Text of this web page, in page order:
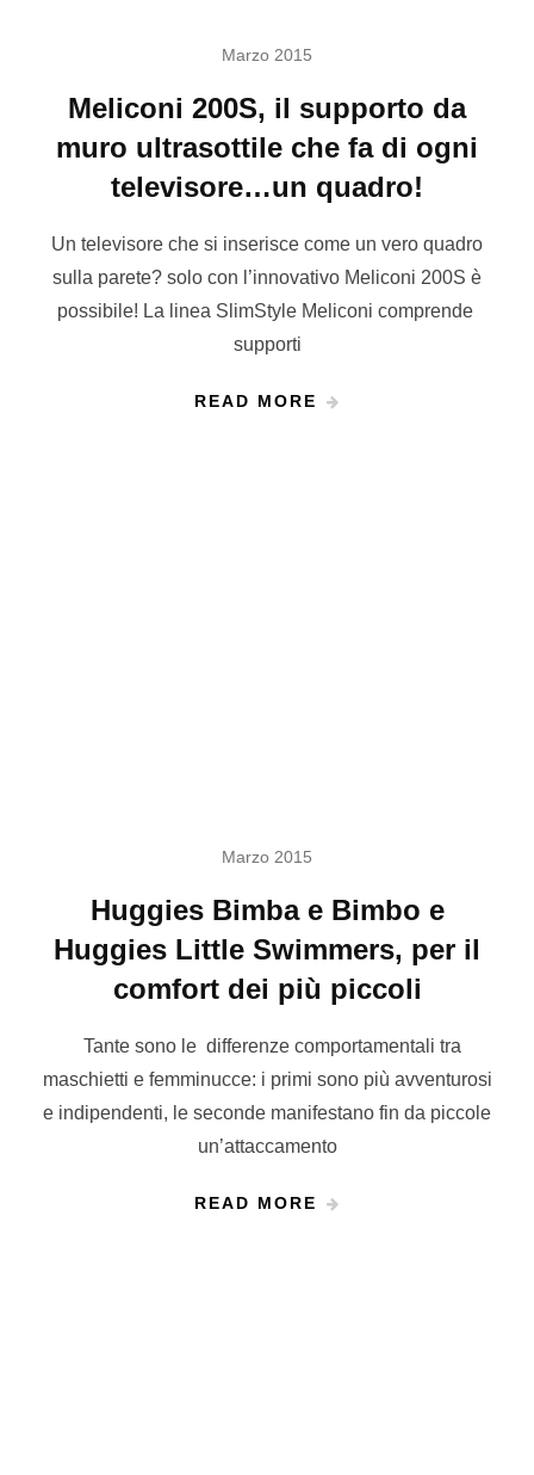
Marzo 2015
Meliconi 200S, il supporto da
muro ultrasottile che fa di ogni
televisore…un quadro!
Un televisore che si inserisce come un vero quadro
sulla parete? solo con l’innovativo Meliconi 200S è
possibile! La linea SlimStyle Meliconi comprende
supporti
READ MORE
Marzo 2015
Huggies Bimba e Bimbo e
Huggies Little Swimmers, per il
comfort dei più piccoli
Tante sono le differenze comportamentali tra
maschietti e femminucce: i primi sono più avventurosi
e indipendenti, le seconde manifestano fin da piccole
un’attaccamento
READ MORE